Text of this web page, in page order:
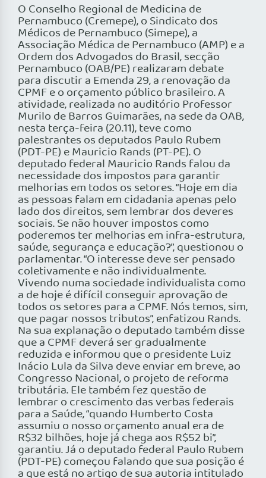
O Conselho Regional de Medicina de
Pernambuco (Cremepe), o Sindicato dos
Médicos de Pernambuco (Simepe), a
Associação Médica de Pernambuco (AMP) e a
Ordem dos Advogados do Brasil, secção
Pernambuco (OAB/PE) realizaram debate
para discutir a Emenda 29, a renovação da
CPMF e o orçamento público brasileiro. A
atividade, realizada no auditório Professor
Murilo de Barros Guimarães, na sede da OAB,
nesta terça-feira (20.11), teve como
palestrantes os deputados Paulo Rubem
(PDT-PE) e Mauricio Rands (PT-PE). O
deputado federal Mauricio Rands falou da
necessidade dos impostos para garantir
melhorias em todos os setores. “Hoje em dia
as pessoas falam em cidadania apenas pelo
lado dos direitos, sem lembrar dos deveres
sociais. Se não houver impostos como
poderemos ter melhorias em infra-estrutura,
saúde, segurança e educação?”, questionou o
parlamentar. “O interesse deve ser pensado
coletivamente e não individualmente.
Vivendo numa sociedade individualista como
a de hoje é difícil conseguir aprovação de
todos os setores para a CPMF. Nós temos, sim,
que pagar nossos tributos”, enfatizou Rands.
Na sua explanação o deputado também disse
que a CPMF deverá ser gradualmente
reduzida e informou que o presidente Luiz
Inácio Lula da Silva deve enviar em breve, ao
Congresso Nacional, o projeto de reforma
tributária. Ele também fez questão de
lembrar o crescimento das verbas federais
para a Saúde, “quando Humberto Costa
assumiu o nosso orçamento anual era de
R$32 bilhões, hoje já chega aos R$52 bi”,
garantiu. Já o deputado federal Paulo Rubem
(PDT-PE) começou falando que sua posição é
a que está no artigo de sua autoria intitulado